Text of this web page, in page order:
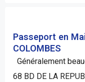
Passeport en
COLOMBES
Généralement
68 BD DE LA